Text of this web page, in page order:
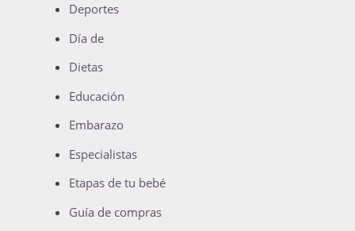
Deportes
Día de
Dietas
Educación
Embarazo
Especialistas
Etapas de tu bebé
Guía de compras